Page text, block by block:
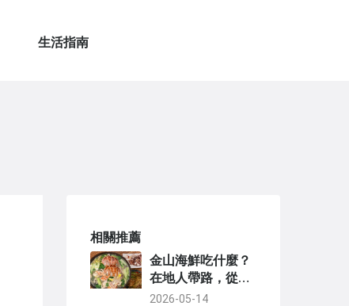
生活指南
相關推薦
金山海鮮吃什麼？
在地人帶路，從海
鮮餐廳到漁港採買
2026-05-14